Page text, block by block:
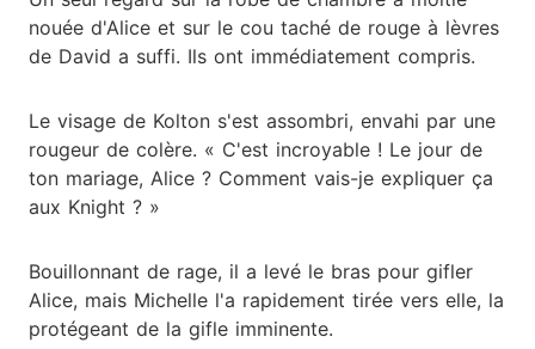
nouée d'Alice et sur le cou taché de rouge à lèvres
de David a suffi. Ils ont immédiatement compris.
Le visage de Kolton s'est assombri, envahi par une
rougeur de colère. « C'est incroyable ! Le jour de
ton mariage, Alice ? Comment vais-je expliquer ça
aux Knight ? »
Bouillonnant de rage, il a levé le bras pour gifler
Alice, mais Michelle l'a rapidement tirée vers elle, la
protégeant de la gifle imminente.